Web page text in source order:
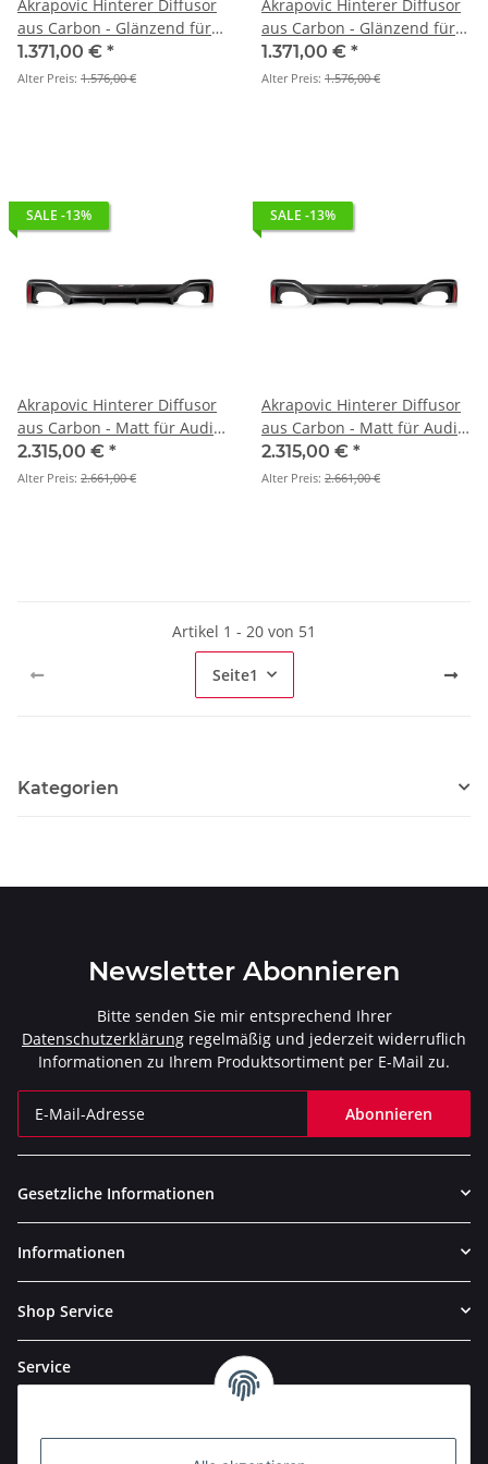
Akrapovic Hinterer Diffusor
aus Carbon - Glänzend für
Audi RS 3 Sportback (8Y) -
OPF/GPF BJ 2022 > 2024 (DI-
1.371,00 € *
Alter Preis: 1.576,00 €
Akrapovic Hinterer Diffusor
aus Carbon - Glänzend für
Audi RS 3 Sportback (8Y) BJ
2022 > 2024 (DI-AU/CA/2/G)
1.371,00 € *
Alter Preis: 1.576,00 €
SALE -13%
Akrapovic Hinterer Diffusor
aus Carbon - Matt für Audi
RS 6 Avant (C8) - OPF/GPF BJ
2020 > 2025 (DI-AU/CA/1/M)
2.315,00 € *
Alter Preis: 2.661,00 €
SALE -13%
Akrapovic Hinterer Diffusor
aus Carbon - Matt für Audi
RS 6 Avant (C8) BJ 2020 >
2025 (DI-AU/CA/1/M)
2.315,00 € *
Alter Preis: 2.661,00 €
Artikel 1 - 20 von 51
Seite1
Kategorien
Newsletter Abonnieren
Bitte senden Sie mir entsprechend Ihrer
Datenschutzerklärung regelmäßig und jederzeit widerruflich
Informationen zu Ihrem Produktsortiment per E-Mail zu.
Abonnieren
Gesetzliche Informationen
Informationen
Shop Service
Service